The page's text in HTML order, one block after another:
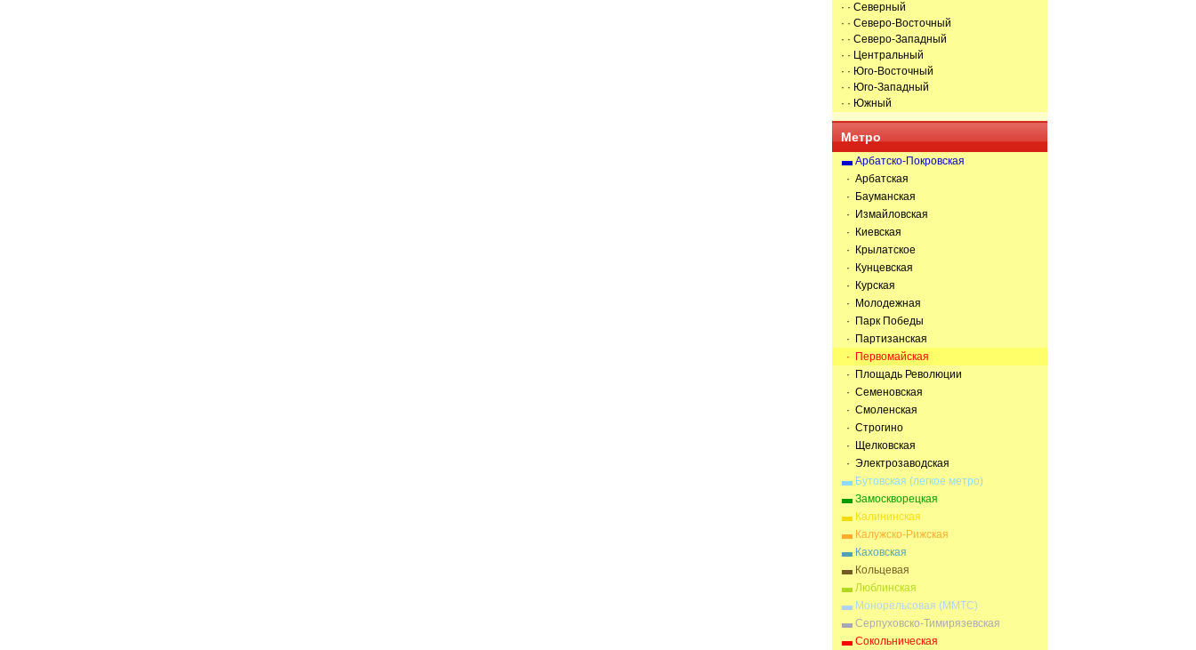
· · Северный
· · Северо-Восточный
· · Северо-Западный
· · Центральный
· · Юго-Восточный
· · Юго-Западный
· · Южный
Метро
Арбатско-Покровская
· Арбатская
· Бауманская
· Измайловская
· Киевская
· Крылатское
· Кунцевская
· Курская
· Молодежная
· Парк Победы
· Партизанская
· Первомайская
· Площадь Революции
· Семеновская
· Смоленская
· Строгино
· Щелковская
· Электрозаводская
Бутовская (легкое метро)
Замоскворецкая
Калининская
Калужско-Рижская
Каховская
Кольцевая
Люблинская
Монорельсовая (ММТС)
Серпуховско-Тимирязевская
Сокольническая